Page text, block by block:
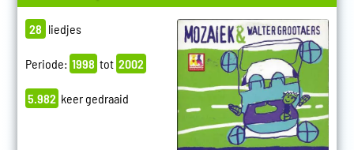
28 liedjes
Periode: 1998 tot 2002
5.982 keer gedraaid